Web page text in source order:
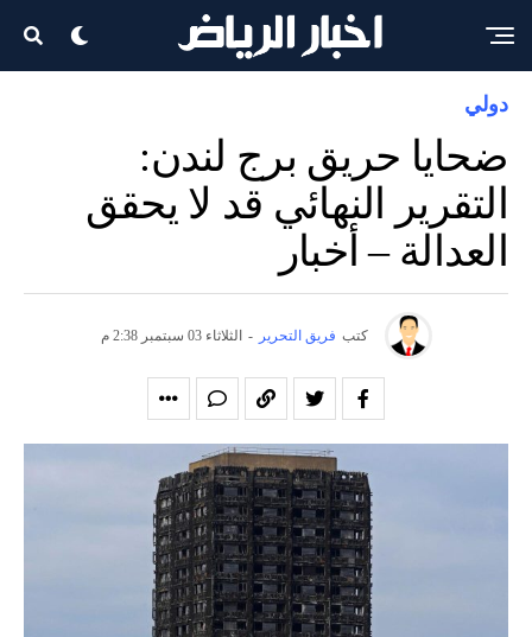
دولي
ضحايا حريق برج لندن:
التقرير النهائي قد لا يحقق
العدالة – أخبار
كتب فريق التحرير - الثلاثاء 03 سبتمبر 2:38 م